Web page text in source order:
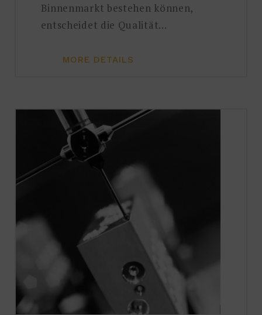
Binnenmarkt bestehen können,
entscheidet die Qualität…
MORE DETAILS